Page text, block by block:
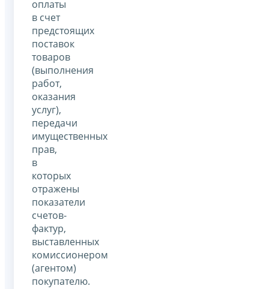
оплаты
в счет
предстоящих
поставок
товаров
(выполнения
работ,
оказания
услуг),
передачи
имущественных
прав,
в
которых
отражены
показатели
счетов-
фактур,
выставленных
комиссионером
(агентом)
покупателю.